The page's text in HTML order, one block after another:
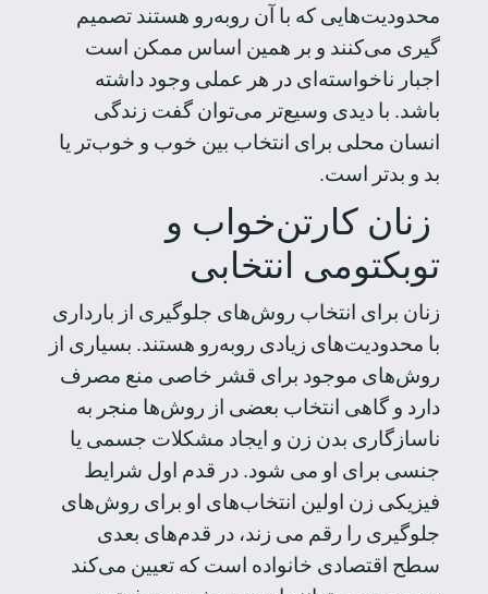
محدودیت‌هایی که با آن روبه‌رو هستند تصمیم
گیری می‌کنند و بر همین اساس ممکن است
اجبار ناخواسته‌ای در هر عملی وجود داشته
باشد. با دیدی وسیع‌تر می‌توان گفت زندگی
انسان محلی برای انتخاب بین خوب و خوب‌تر یا
بد و بدتر است.
زنان کارتن‌خواب و
توبکتومی انتخابی
زنان برای انتخاب روش‌های جلوگیری از بارداری
با محدودیت‌های زیادی روبه‌رو هستند. بسیاری از
روش‌های موجود برای قشر خاصی منع مصرف
دارد و گاهی انتخاب بعضی از روش‌ها منجر به
ناسازگاری بدن زن و ایجاد مشکلات جسمی یا
جنسی برای او می شود. در قدم اول شرایط
فیزیکی زن اولین انتخاب‌های او برای روش‌های
جلوگیری را رقم می زند، در قدم‌های بعدی
سطح اقتصادی خانواده است که تعیین می‌کند